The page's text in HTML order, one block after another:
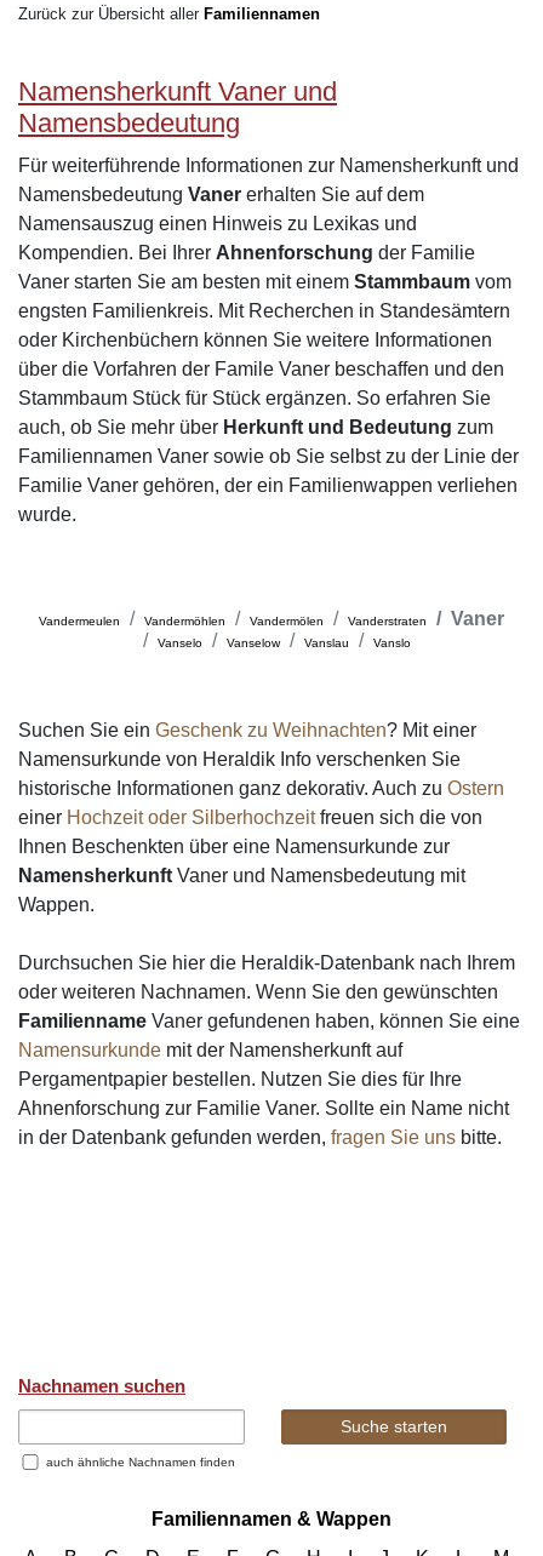
Zurück zur Übersicht aller Familiennamen
Namensherkunft Vaner und
Namensbedeutung
Für weiterführende Informationen zur Namensherkunft und
Namensbedeutung Vaner erhalten Sie auf dem
Namensauszug einen Hinweis zu Lexikas und
Kompendien. Bei Ihrer Ahnenforschung der Familie
Vaner starten Sie am besten mit einem Stammbaum vom
engsten Familienkreis. Mit Recherchen in Standesämtern
oder Kirchenbüchern können Sie weitere Informationen
über die Vorfahren der Famile Vaner beschaffen und den
Stammbaum Stück für Stück ergänzen. So erfahren Sie
auch, ob Sie mehr über Herkunft und Bedeutung zum
Familiennamen Vaner sowie ob Sie selbst zu der Linie der
Familie Vaner gehören, der ein Familienwappen verliehen
wurde.
Vandermeulen Vandermöhlen Vandermölen Vanderstraten Vaner
Vanselo Vanselow Vanslau Vanslo
Suchen Sie ein Geschenk zu Weihnachten? Mit einer
Namensurkunde von Heraldik Info verschenken Sie
historische Informationen ganz dekorativ. Auch zu Ostern
einer Hochzeit oder Silberhochzeitfreuen sich die von
Ihnen Beschenkten über eine Namensurkunde zur
Namensherkunft Vaner und Namensbedeutung mit
Wappen.
Durchsuchen Sie hier die Heraldik-Datenbank nach Ihrem
oder weiteren Nachnamen. Wenn Sie den gewünschten
Familienname Vaner gefundenen haben, können Sie eine
Namensurkunde mit der Namensherkunft auf
Pergamentpapier bestellen. Nutzen Sie dies für Ihre
Ahnenforschung zur Familie Vaner. Sollte ein Name nicht
in der Datenbank gefunden werden, fragen Sie uns bitte.
Nachnamen suchen
auch ähnliche Nachnamen finden
Familiennamen & Wappen